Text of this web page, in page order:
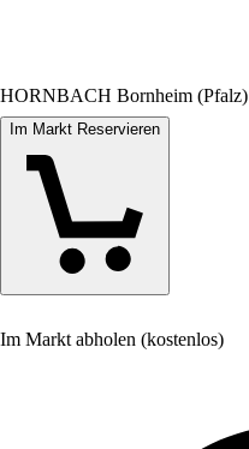
HORNBACH Bornheim (Pfalz)
Im Markt Reservieren
Im Markt abholen (kostenlos)